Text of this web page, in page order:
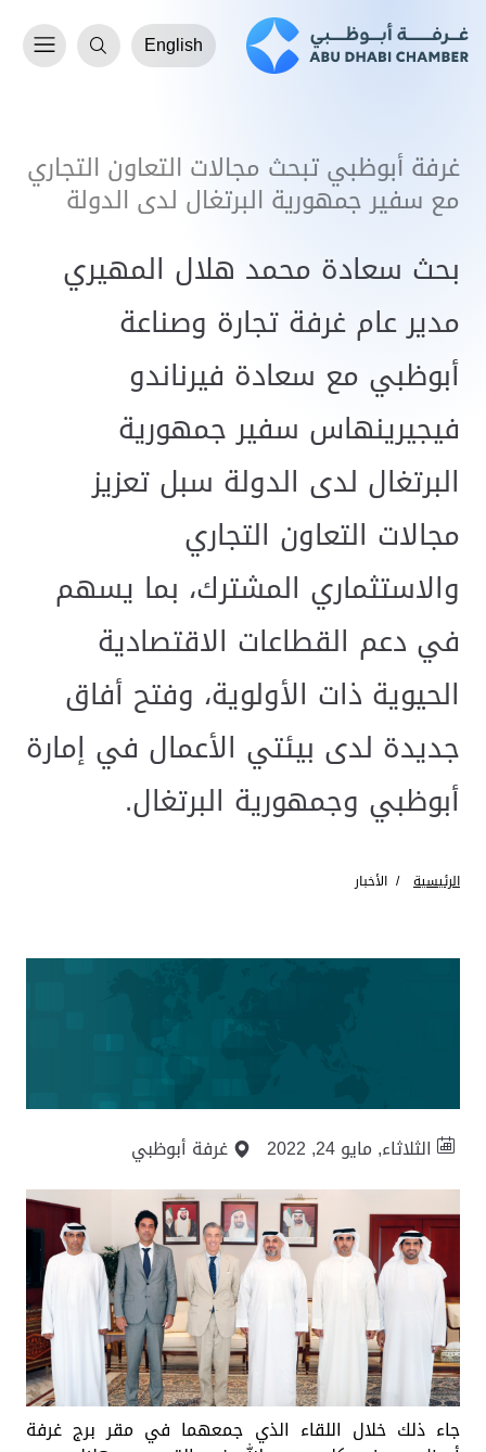
English
غرفة أبوظبي تبحث مجالات التعاون التجاري
مع سفير جمهورية البرتغال لدى الدولة
بحث سعادة محمد هلال المهيري
مدير عام غرفة تجارة وصناعة
أبوظبي مع سعادة فيرناندو
فيجيرينهاس سفير جمهورية
البرتغال لدى الدولة سبل تعزيز
مجالات التعاون التجاري
والاستثماري المشترك، بما يسهم
في دعم القطاعات الاقتصادية
الحيوية ذات الأولوية، وفتح أفاق
جديدة لدى بيئتي الأعمال في إمارة
أبوظبي وجمهورية البرتغال.
الرئيسية الأخبار
الثلاثاء, مايو 24, 2022 غرفة أبوظبي
جاء ذلك خلال اللقاء الذي جمعهما في مقر برج غرفة